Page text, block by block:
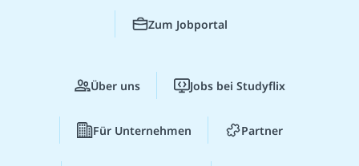
Zum Jobportal
Über uns Jobs bei Studyflix
Für Unternehmen Partner